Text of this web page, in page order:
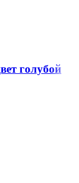
голубой